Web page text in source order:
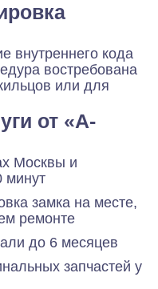
внутреннего кода
востребована
или для
от «А-
Москвы и
минут
замка на месте,
ремонте
до 6 месяцев
запчастей у